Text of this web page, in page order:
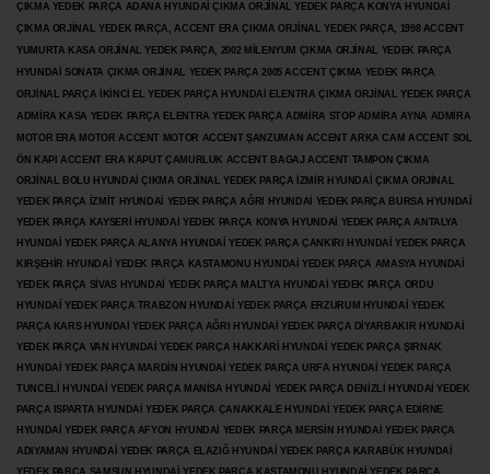
ÇIKMA YEDEK PARÇA ADANA HYUNDAİ ÇIKMA ORJİNAL YEDEK PARÇA KONYA HYUNDAİ
ÇIKMA ORJİNAL YEDEK PARÇA, ACCENT ERA ÇIKMA ORJİNAL YEDEK PARÇA, 1998 ACCENT
YUMURTA KASA ORJİNAL YEDEK PARÇA, 2002 MİLENYUM ÇIKMA ORJİNAL YEDEK PARÇA
HYUNDAİ SONATA ÇIKMA ORJİNAL YEDEK PARÇA 2005 ACCENT ÇIKMA YEDEK PARÇA
ORJİNAL PARÇA İKİNCİ EL YEDEK PARÇA HYUNDAİ ELENTRA ÇIKMA ORJİNAL YEDEK PARÇA
ADMİRA KASA YEDEK PARÇA ELENTRA YEDEK PARÇA ADMİRA STOP ADMİRA AYNA ADMİRA
MOTOR ERA MOTOR ACCENT MOTOR ACCENT ŞANZUMAN ACCENT ARKA CAM ACCENT SOL
ÖN KAPI ACCENT ERA KAPUT ÇAMURLUK ACCENT BAGAJ ACCENT TAMPON ÇIKMA
ORJİNAL BOLU HYUNDAİ ÇIKMA ORJİNAL YEDEK PARÇA İZMİR HYUNDAİ ÇIKMA ORJİNAL
YEDEK PARÇA İZMİT HYUNDAİ YEDEK PARÇA AĞRI HYUNDAİ YEDEK PARÇA BURSA HYUNDAİ
YEDEK PARÇA KAYSERİ HYUNDAİ YEDEK PARÇA KONYA HYUNDAİ YEDEK PARÇA ANTALYA
HYUNDAİ YEDEK PARÇA ALANYA HYUNDAİ YEDEK PARÇA ÇANKIRI HYUNDAİ YEDEK PARÇA
KIRŞEHİR HYUNDAİ YEDEK PARÇA KASTAMONU HYUNDAİ YEDEK PARÇA AMASYA HYUNDAİ
YEDEK PARÇA SİVAS HYUNDAİ YEDEK PARÇA MALTYA HYUNDAİ YEDEK PARÇA ORDU
HYUNDAİ YEDEK PARÇA TRABZON HYUNDAİ YEDEK PARÇA ERZURUM HYUNDAİ YEDEK
PARÇA KARS HYUNDAİ YEDEK PARÇA AĞRI HYUNDAİ YEDEK PARÇA DİYARBAKIR HYUNDAİ
YEDEK PARÇA VAN HYUNDAİ YEDEK PARÇA HAKKARİ HYUNDAİ YEDEK PARÇA ŞIRNAK
HYUNDAİ YEDEK PARÇA MARDİN HYUNDAİ YEDEK PARÇA URFA HYUNDAİ YEDEK PARÇA
TUNCELİ HYUNDAİ YEDEK PARÇA MANİSA HYUNDAİ YEDEK PARÇA DENİZLİ HYUNDAİ YEDEK
PARÇA ISPARTA HYUNDAİ YEDEK PARÇA ÇANAKKALE HYUNDAİ YEDEK PARÇA EDİRNE
HYUNDAİ YEDEK PARÇA AFYON HYUNDAİ YEDEK PARÇA MERSİN HYUNDAİ YEDEK PARÇA
ADIYAMAN HYUNDAİ YEDEK PARÇA ELAZIĞ HYUNDAİ YEDEK PARÇA KARABÜK HYUNDAİ